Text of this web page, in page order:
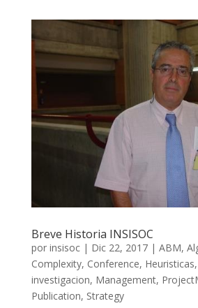
Breve Historia INSISOC
por insisoc| Dic 22, 2017| ABM,
Complexity, Conference, Heuristicas,
investigacion, Management,
Publication, Strategy